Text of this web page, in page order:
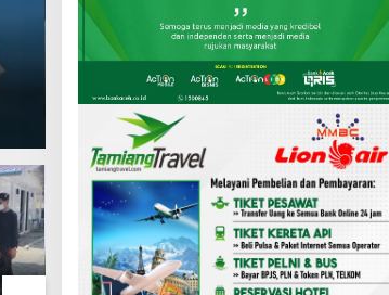
Begini Kedudukan
Ilmu Pengetahuan
25 Juni 2023
Tiga BUMD Aceh Tamiang